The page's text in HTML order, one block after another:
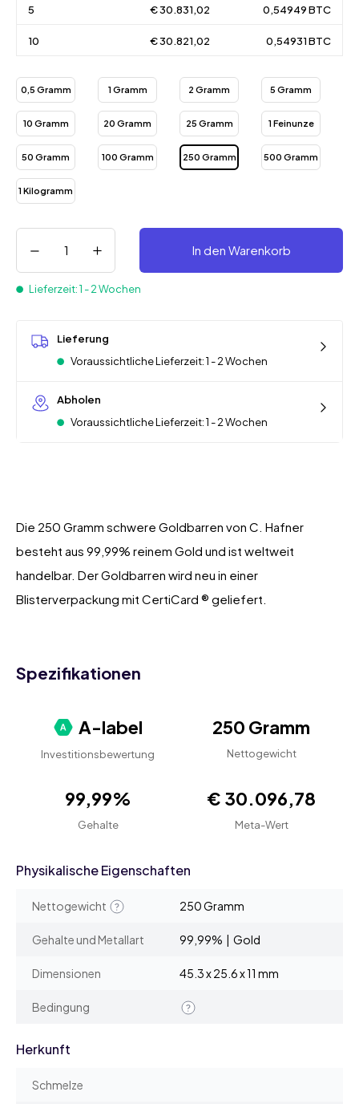
5 € 30.831,02 0,54949 BTC
10 € 30.821,02 0,54931 BTC
0,5 Gramm 1 Gramm 2 Gramm 5 Gramm
10 Gramm 20 Gramm 25 Gramm 1 Feinunze
50 Gramm 100 Gramm 250 Gramm 500 Gramm
1 Kilogramm
In den Warenkorb
Lieferzeit: 1 - 2 Wochen
Lieferung
Voraussichtliche Lieferzeit: 1 - 2 Wochen
Abholen
Voraussichtliche Lieferzeit: 1 - 2 Wochen
Die 250 Gramm schwere Goldbarren von C. Hafner
besteht aus 99,99% reinem Gold und ist weltweit
handelbar. Der Goldbarren wird neu in einer
Blisterverpackung mit CertiCard ® geliefert.
Spezifikationen
A-label
Investitionsbewertung
250 Gramm
Nettogewicht
99,99%
Gehalte
€ 30.096,78
Meta-Wert
Physikalische Eigenschaften
Nettogewicht 250 Gramm
Gehalte und Metallart 99,99% | Gold
Dimensionen 45.3 x 25.6 x 11 mm
Bedingung
Herkunft
Schmelze